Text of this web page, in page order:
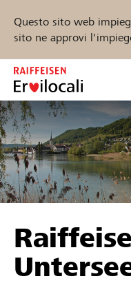
Questo sito web
sito ne approvi
Zum
Inhalt
springen
Sostenere
Aiuto &
Trova progetti e